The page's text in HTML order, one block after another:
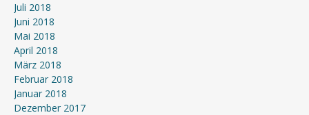
Juli 2018
Juni 2018
Mai 2018
April 2018
März 2018
Februar 2018
Januar 2018
Dezember 2017